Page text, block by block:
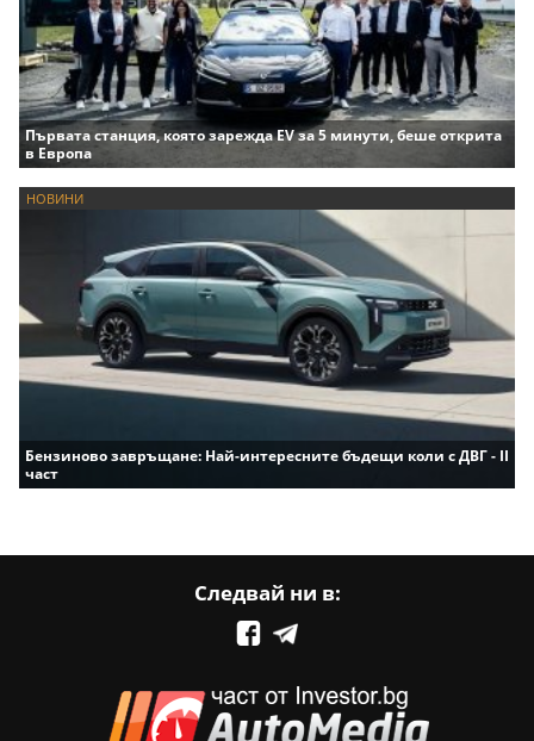
Първата станция, която зарежда EV за 5 минути, беше открита
в Европа
НОВИНИ
Бензиново завръщане: Най-интересните бъдещи коли с ДВГ - II
част
Следвай ни в: